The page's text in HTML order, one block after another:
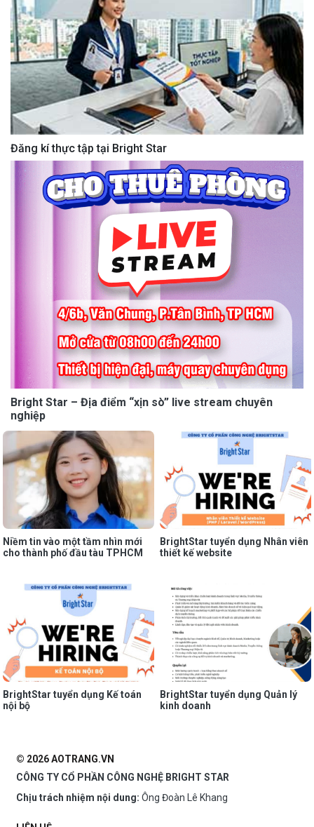
Đăng kí thực tập tại Bright Star
Bright Star – Địa điểm “xịn sò” live stream chuyên
nghiệp
Niềm tin vào một tầm nhìn mới
cho thành phố đầu tàu TPHCM
BrightStar tuyển dụng Nhân viên
thiết kế website
BrightStar tuyển dụng Kế toán
nội bộ
BrightStar tuyển dụng Quản lý
kinh doanh
© 2026 AOTRANG.VN
CÔNG TY CỔ PHẦN CÔNG NGHỆ BRIGHT STAR
Chịu trách nhiệm nội dung: Ông Đoàn Lê Khang